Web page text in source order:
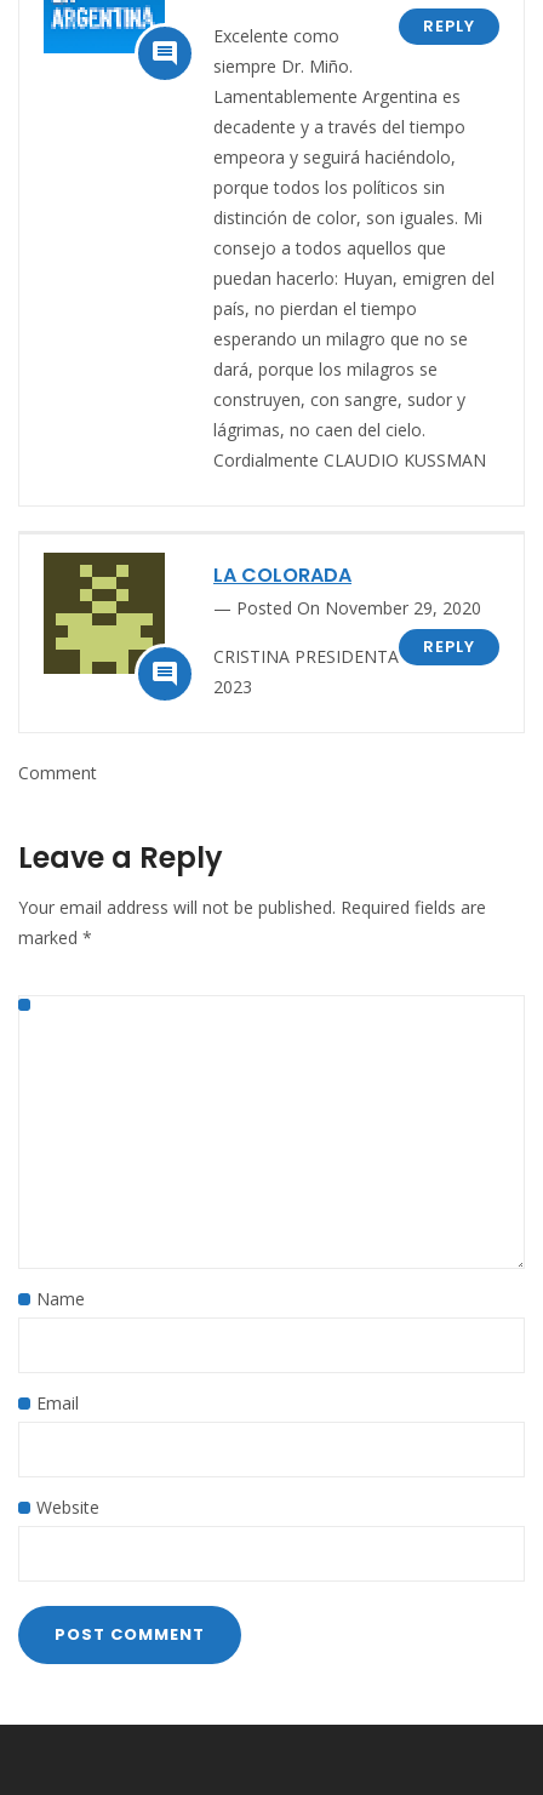

REPLY
Excelente como
siempre Dr. Miño.
Lamentablemente Argentina es
decadente y a través del tiempo
empeora y seguirá haciéndolo,
porque todos los políticos sin
distinción de color, son iguales. Mi
consejo a todos aquellos que
puedan hacerlo: Huyan, emigren del
país, no pierdan el tiempo
esperando un milagro que no se
dará, porque los milagros se
construyen, con sangre, sudor y
lágrimas, no caen del cielo.
Cordialmente CLAUDIO KUSSMAN

LA COLORADA
Posted On November 29, 2020
REPLY
CRISTINA PRESIDENTA
2023
Comment
Leave a Reply
Your email address will not be published. Required fields are
marked *
Name
Email
Website